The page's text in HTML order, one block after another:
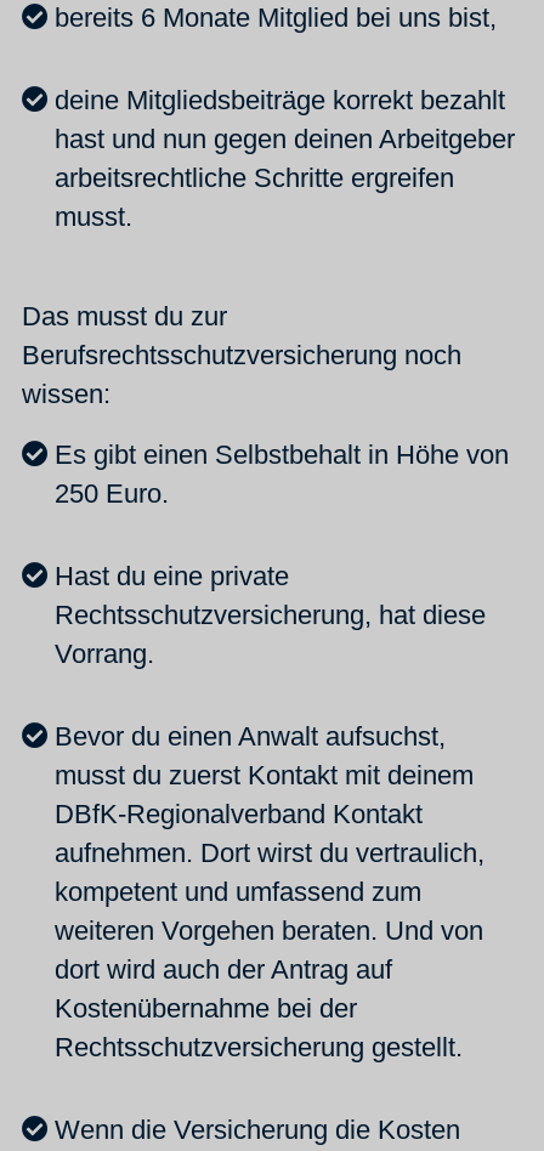
bereits 6 Monate Mitglied bei uns bist,
deine Mitgliedsbeiträge korrekt bezahlt
hast und nun gegen deinen Arbeitgeber
arbeitsrechtliche Schritte ergreifen
musst.
Das musst du zur
Berufsrechtsschutzversicherung noch
wissen:
Es gibt einen Selbstbehalt in Höhe von
250 Euro.
Hast du eine private
Rechtsschutzversicherung, hat diese
Vorrang.
Bevor du einen Anwalt aufsuchst,
musst du zuerst Kontakt mit deinem
DBfK-Regionalverband Kontakt
aufnehmen. Dort wirst du vertraulich,
kompetent und umfassend zum
weiteren Vorgehen beraten. Und von
dort wird auch der Antrag auf
Kostenübernahme bei der
Rechtsschutzversicherung gestellt.
Wenn die Versicherung die Kosten